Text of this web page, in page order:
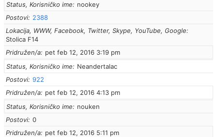
Status, Korisničko ime
nookey
Postovi
2388
Lokacija, WWW, Facebook, Twitter, Skype, YouTube, Google
Stolica F14
Pridružen/a
pet feb 12, 2016 3:19 pm
Status, Korisničko ime
Neandertalac
Postovi 922
Pridružen/a
pet feb 12, 2016 4:13 pm
Status, Korisničko ime
nouken
Postovi 0
Pridružen/a
pet feb 12, 2016 5:11 pm